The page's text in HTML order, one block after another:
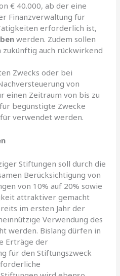
€ 40.000, ab der eine
Finanzverwaltung für
erforderlich ist,
werden. Zudem sollen
zukünftig auch rückwirkend
Zwecks oder bei
von
einen Zeitraum von bis zu
begünstigte Zwecke
verwendet werden.
Stiftungen soll durch die
Berücksichtigung von
von 10% auf 20% sowie
attraktiver gemacht
im ersten Jahr der
Verwendung des
werden. Bislang dürfen in
Erträge der
für den Stiftungszweck